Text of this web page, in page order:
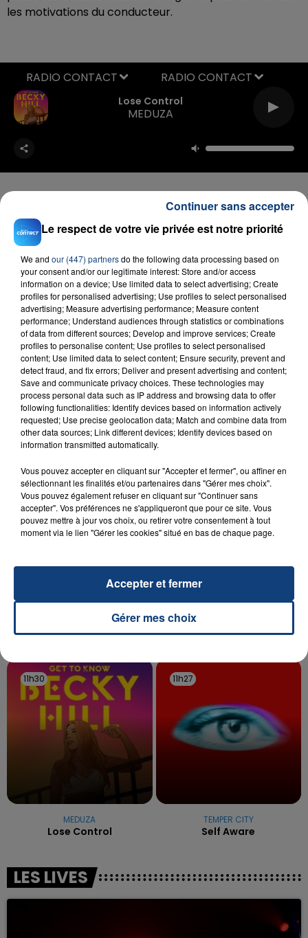
les motivations du conducteur.
Lose Control
MEDUZA
RADIO CONTACT
FIL D'ACTU
23 juillet 2026
INCENDIE MORTEL À LENS : UNE FEMME ET
SON BÉBÉ ENTRE LA VIE ET LA...
Un homme s'est immolé par le feu après avoir
aspergé sa compagne et leur bébé de trois mois
d'un liquide inflammable.
OPÉRER DE LA CHEVILLE RESSORT DE LA...
La famille a porté plainte contre la clinique qui a
reconnu sa responsabilité et présenté ses
TITRES DIFFUSÉS
11h30
11h30
MEDUZA
Lose Control
11h27
11h27
TEMPER CITY
Self Aware
LES LIVES
Le respect de votre vie privée est notre priorité
We and our (447) partnersdo the following data processing based on
your consent and/or our legitimate interest: Store and/or access
information on a device; Use limited data to select advertising; Create
profiles for personalised advertising; Use profiles to select personalised
advertising; Measure advertising performance; Measure content
performance; Understand audiences through statistics or combinations
of data from different sources; Develop and improve services; Create
profiles to personalise content; Use profiles to select personalised
content; Use limited data to select content; Ensure security, prevent and
detect fraud, and fix errors; Deliver and present advertising and content;
Save and communicate privacy choices. These technologies may
process personal data such as IP address and browsing data to offer
following functionalities: Identify devices based on information actively
requested; Use precise geolocation data; Match and combine data from
other data sources; Link different devices; Identify devices based on
information transmitted automatically.
Vous pouvez accepter en cliquant sur "Accepter et fermer", ou affiner en
sélectionnant les finalités et/ou partenaires dans "Gérer mes choix".
Vous pouvez également refuser en cliquant sur "Continuer sans
accepter". Vos préférences ne s'appliqueront que pour ce site. Vous
pouvez mettre à jour vos choix, ou retirer votre consentement à tout
moment via le lien "Gérer les cookies" situé en bas de chaque page.
Gérer mes choix
Accepter et fermer
Continuer sans accepter